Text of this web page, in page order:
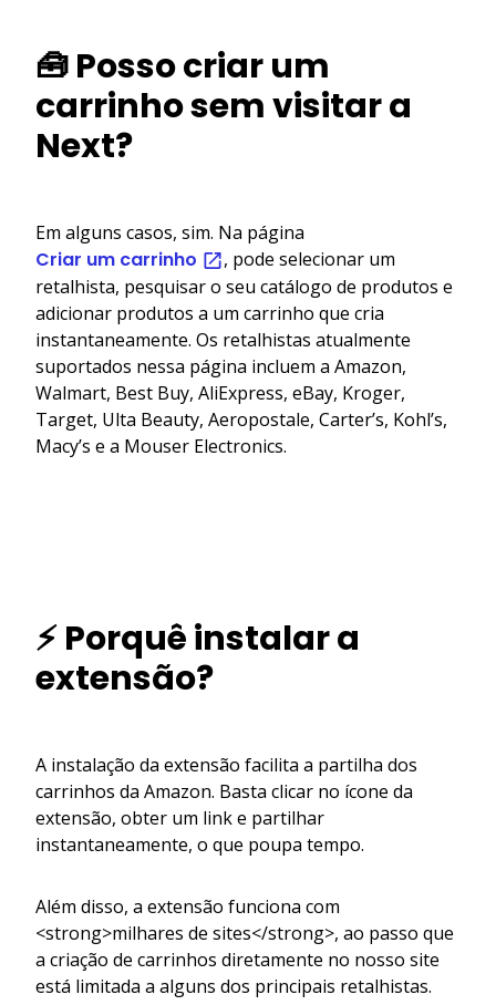
🧰 Posso criar um
carrinho sem visitar a
Next?
Em alguns casos, sim. Na página
Criar um carrinho
, pode selecionar um
retalhista, pesquisar o seu catálogo de produtos e
adicionar produtos a um carrinho que cria
instantaneamente. Os retalhistas atualmente
suportados nessa página incluem a Amazon,
Walmart, Best Buy, AliExpress, eBay, Kroger,
Target, Ulta Beauty, Aeropostale, Carter’s, Kohl’s,
Macy’s e a Mouser Electronics.
⚡ Porquê instalar a
extensão?
A instalação da extensão facilita a partilha dos
carrinhos da Amazon. Basta clicar no ícone da
extensão, obter um link e partilhar
instantaneamente, o que poupa tempo.
Além disso, a extensão funciona com
<strong>milhares de sites</strong>, ao passo que
a criação de carrinhos diretamente no nosso site
está limitada a alguns dos principais retalhistas.